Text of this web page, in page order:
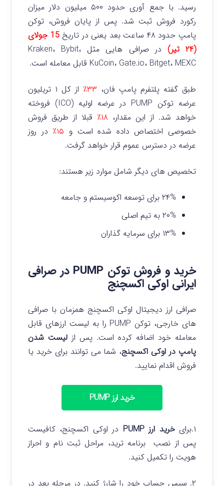
رسید. با جمع‌ آوری حدود ۵۰۰ میلیون دلار میزان
رکورد فروش ثبت شد. پس از پایان فروش، توکن‌
پامپ حدود ۴۸ ساعت بعد یعنی در تاریخ
15 جولای
(۲۴ تیر)
در صرافی‌ هایی مثل Kraken، Bybit،
KuCoin، Gate.io، Bitget، MEXC قابل معامله است.
طبق گفته پلتفرم پامپ فان، ۳۳٪
از کل ۱ تریلیون
عرضه توکن PUMP در عرضه اولیه (ICO) فروخته
خواهد شد. از این مقدار،
قبلا از طریق فروش
خصوصی اختصاص داده شده است و ۱۵٪
در روز
عرضه در دسترس عموم قرار خواهد گرفت.
تخصیص های دیگر شامل موارد زیر هستند:
۲۴% برای توسعه اکوسیستم و جامعه
۲۰% به تیم اصلی
۱۳% برای سرمایه گذاران
خرید و فروش توکن PUMP در صرافی
ایرانی اوکی اکسچنج
صرافی ارز دیجیتال اوکی اکسچنج همزمان با صرافی
های خارجی، توکن PUMP را به لیست ارزهای قابل
معامله خود اضافه کرده است. پس از لیست شدن
پامپ در اوکی اکسچنج، شما می توانند برای خرید یا
فروش اقدام نمایید.
خرید ارز PUMP
۱.برای خرید ارز PUMP
در اوکی اکسچنج، کافیست
پس از نصب برنامه ترید، مراحل ثبت نام و احراز
هویت را تکمیل کنید.
۲. سپس حساب خود را شارژ کنید. در مرحله بعد در